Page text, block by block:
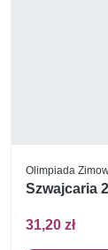
Olimpiada
Szwajcaria
31,20 zł